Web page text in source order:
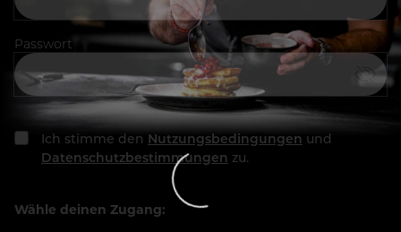
Passwort
Ich stimme den Nutzungsbedingungen und
Datenschutzbestimmungen zu.
Wähle deinen Zugang: